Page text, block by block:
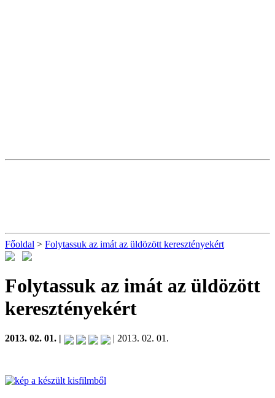
Főoldal > Folytassuk az imát az üldözött keresztényekért
Folytassuk az imát az üldözött
keresztényekért
2013. 02. 01. | | 2013. 02. 01.